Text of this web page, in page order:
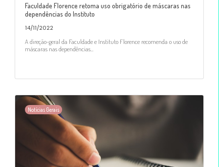
Faculdade Florence retoma uso obrigatório de máscaras nas
dependências do Instituto
14/11/2022
A direção-geral da Faculdade e Instituto Florence recomenda o uso de
máscaras nas dependências...
Notícias Gerais